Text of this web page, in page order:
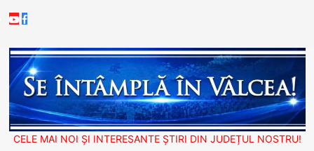
to
Youtube
Facebook
CELE MAI NOI ȘI INTERESANTE ȘTIRI DIN JUDEȚUL NOSTRU!